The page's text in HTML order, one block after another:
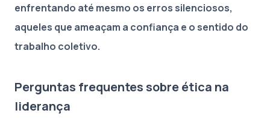
enfrentando até mesmo os erros silenciosos,
aqueles que ameaçam a confiança e o sentido do
trabalho coletivo.
Perguntas frequentes sobre ética na
liderança